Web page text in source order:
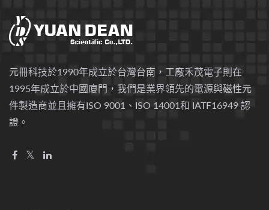
元冊科技於1990年成立於台灣台南，工廠禾茂電子則在
1995年成立於中國廈門，我們是業界領先的電源與磁性元
件製造商並且擁有ISO 9001、ISO 14001和 IATF16949 認
證。